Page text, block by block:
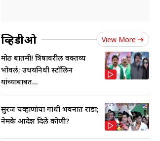
व्हिडीओ View More
मोठी बातमी! त्रिषावरील वक्तव्य
भोवलं; उधयनिधी स्टॉलिन
यांच्याबाबत...
सुरज चव्हाणांचा गांधी भवनात राडा;
नेमके आदेश दिले कोणी?